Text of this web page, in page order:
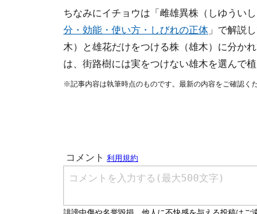
ちなみにイチョウは「雌雄異株（しゆうい
分・効能・使い方・しびれの正体 」で解説
木）と雄花だけをつける株（雄木）に分か
は、街路樹には実をつけない雄木を選んで
※記事内容は執筆時点のものです。最新の内容をご確認くだ